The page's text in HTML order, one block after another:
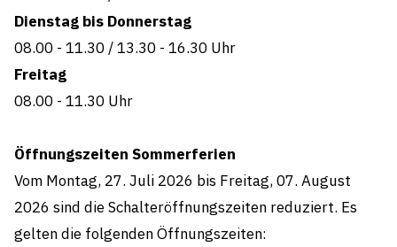
Dienstag bis Donnerstag
08.00 - 11.30/13.30 - 16.30 Uhr
Freitag
08.00 - 11.30 Uhr
Öffnungszeiten Sommerferien
Vom Montag, 27. Juli 2026 bis Freitag, 07. August
2026 sind die Schalteröffnungszeiten reduziert. Es
gelten die folgenden Öffnungszeiten: